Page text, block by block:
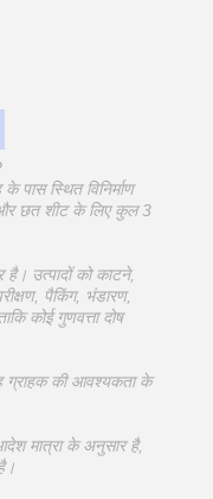
स्थित विनिर्माण
छत शीट के लिए कुल 3
उत्पादों को काटने,
पैकिंग, भंडारण,
कोई गुणवत्ता दोष
ग्राहक की आवश्यकता के
मात्रा के अनुसार है,